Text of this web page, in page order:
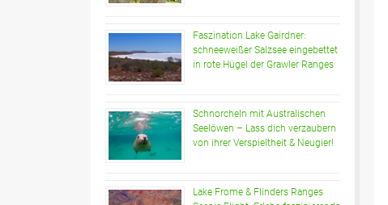
Faszination Lake Gairdner:
schneeweißer Salzsee eingebettet
in rote Hügel der Grawler Ranges
Schnorcheln mit Australischen
Seelöwen – Lass dich verzaubern
von ihrer Verspieltheit & Neugier!
Lake Frome & Flinders Ranges